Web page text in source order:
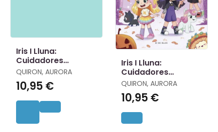
Iris I Lluna:
Cuidadores
D'animalets Màgics
6 - Uns
Campaments Amb
QUIRON, AURORA
10,95 €
Iris I Lluna:
Cuidadores
D'animalets Màgics
4 - les Criatures del
Bosc!
QUIRON, AURORA
10,95 €